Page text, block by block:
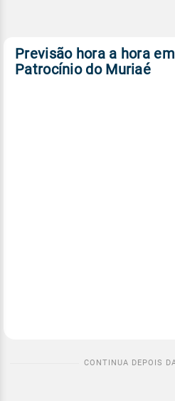
Previsão hora a hora em
Patrocínio do Muriaé